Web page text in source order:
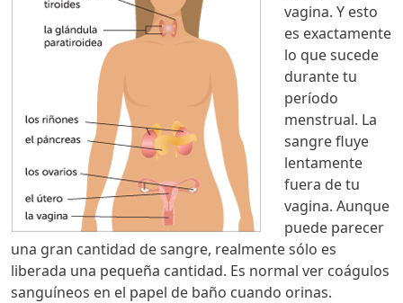
vagina. Y esto
es exactamente
lo que sucede
durante tu
período
menstrual. La
sangre fluye
lentamente
fuera de tu
vagina. Aunque
puede parecer
una gran cantidad de sangre, realmente sólo es
liberada una pequeña cantidad. Es normal ver coágulos
sanguíneos en el papel de baño cuando orinas.